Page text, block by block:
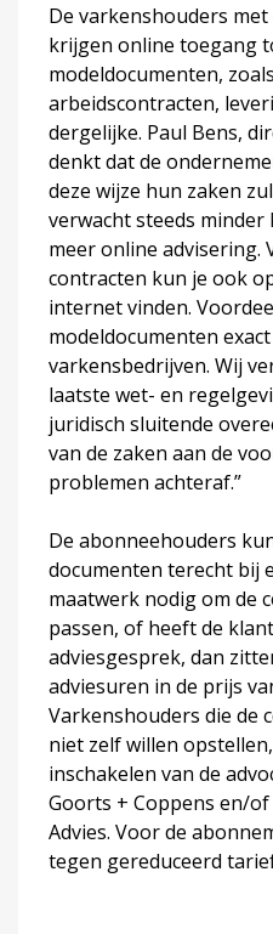
De varkenshouders
krijgen online toegang
modeldocumenten,
arbeidscontracten,
dergelijke. Paul Bens,
denkt dat de
deze wijze hun zaken
verwacht steeds
meer online advisering.
contracten kun je ook
internet vinden.
modeldocumenten
varkensbedrijven. Wij
laatste wet- en
juridisch sluitende
van de zaken aan de
problemen achteraf.”
De abonneehouders
documenten terecht bij
maatwerk nodig om de
passen, of heeft de
adviesgesprek, dan
adviesuren in de prijs
Varkenshouders die de
niet zelf willen
inschakelen van de
Goorts + Coppens en/
Advies. Voor de
tegen gereduceerd